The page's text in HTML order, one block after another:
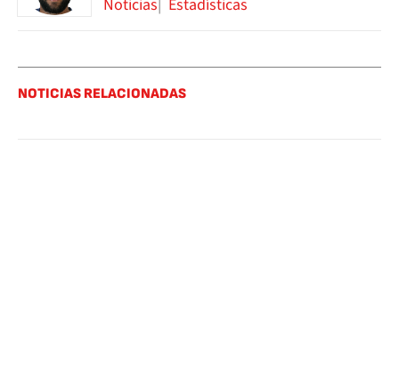
Noticias Estadísticas
NOTICIAS RELACIONADAS